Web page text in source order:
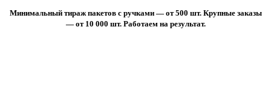
Минимальный тираж пакетов с ручками — от 500 шт. Крупные заказы
— от 10 000 шт. Работаем на результат.